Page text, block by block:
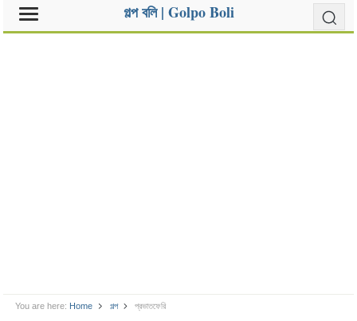
গল্প বলি | Golpo Boli
You are here: Home গল্প প্রভাতফেরি